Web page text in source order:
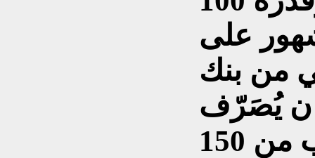
على
من بنك
يُصَرّف
بذلك الزمان الى ما يقارب من 150